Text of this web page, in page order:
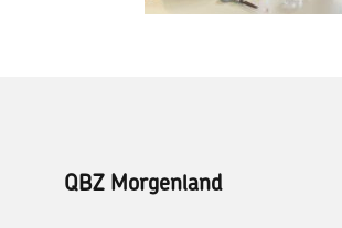
QBZ Morgenland